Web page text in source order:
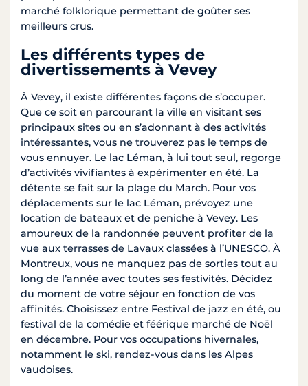
marché folklorique permettant de goûter ses
meilleurs crus.
Les différents types de
divertissements à Vevey
À Vevey, il existe différentes façons de s’occuper.
Que ce soit en parcourant la ville en visitant ses
principaux sites ou en s’adonnant à des activités
intéressantes, vous ne trouverez pas le temps de
vous ennuyer. Le lac Léman, à lui tout seul, regorge
d’activités vivifiantes à expérimenter en été. La
détente se fait sur la plage du March. Pour vos
déplacements sur le lac Léman, prévoyez une
location de bateaux et de peniche à Vevey. Les
amoureux de la randonnée peuvent profiter de la
vue aux terrasses de Lavaux classées à l’UNESCO. À
Montreux, vous ne manquez pas de sorties tout au
long de l’année avec toutes ses festivités. Décidez
du moment de votre séjour en fonction de vos
affinités. Choisissez entre Festival de jazz en été, ou
festival de la comédie et féérique marché de Noël
en décembre. Pour vos occupations hivernales,
notamment le ski, rendez-vous dans les Alpes
vaudoises.